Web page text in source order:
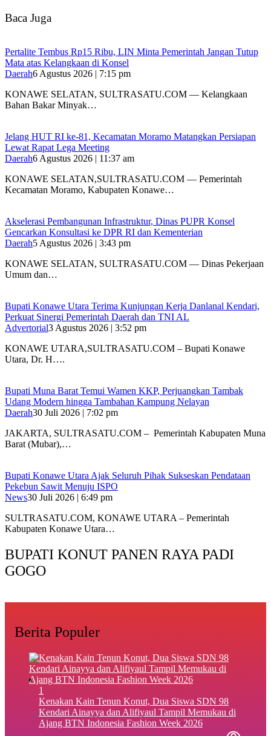
Baca Juga
‎Pertalite Tembus Rp15 Ribu, LIN Minta Pemerintah Jangan Tutup
Mata atas Kelangkaan di Konsel
Daerah6 Agustus 2026 | 7:15 pm
‎KONAWE SELATAN, SULTRASATU.COM — Kelangkaan
Bahan Bakar Minyak…
‎Jelang HUT RI ke-81, Kecamatan Moramo Matangkan Persiapan
Lewat Rapat Lega Meeting
Daerah6 Agustus 2026 | 11:37 am
KONAWE SELATAN,SULTRASATU.COM — Pemerintah
Kecamatan Moramo, Kabupaten Konawe…
Akselerasi Pembangunan Infrastruktur, Dinas PUPR Konsel
Gencarkan Konsultasi ke DPR RI dan Kementerian
Daerah5 Agustus 2026 | 3:43 pm
KONAWE SELATAN, SULTRASATU.COM — Dinas Pekerjaan
Umum dan…
Bupati Konawe Utara Terima Kunjungan Kerja Danlanal Kendari,
Perkuat Sinergi Pemerintah Daerah dan TNI AL
Advertorial3 Agustus 2026 | 3:52 pm
‎KONAWE UTARA,SULTRASATU.COM – Bupati Konawe
Utara, Dr. H….
‎Bupati Muna Barat Temui Wamen KKP, Perjuangkan Tambak
Udang Modern hingga Tambahan Kampung Nelayan
Daerah30 Juli 2026 | 7:02 pm
‎JAKARTA, SULTRASATU.COM – Pemerintah Kabupaten Muna
Barat (Mubar),…
Bupati Konawe Utara Ajak Seluruh Pihak Sukseskan Pendataan
Pekebun Sawit Menuju ISPO
News30 Juli 2026 | 6:49 pm
SULTRASATU.COM, KONAWE UTARA – Pemerintah
Kabupaten Konawe Utara…
BUPATI KONUT PANEN RAYA PADI
GOGO
Berita Populer
1
‎Kenakan Kain Tenun Konut, Dua Siswa SDN 98
Kendari Ainayya dan Alifiyaul Tampil Memukau di
Ajang BTN Indonesia Fashion Week 2026